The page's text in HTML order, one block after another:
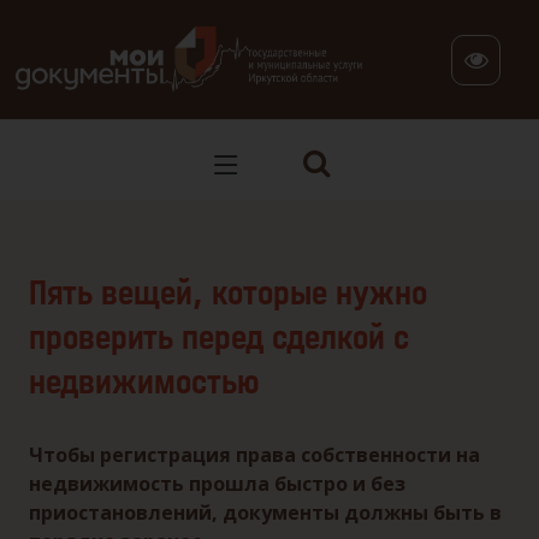
Пять вещей, которые нужно
проверить перед сделкой с
недвижимостью
Чтобы регистрация права собственности на
недвижимость прошла быстро и без
приостановлений, документы должны быть в